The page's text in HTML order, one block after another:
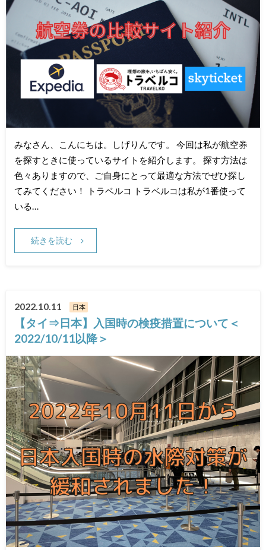
みなさん、こんにちは。しげりんです。 今回は私が航空券
を探すときに使っているサイトを紹介します。 探す方法は
色々ありますので、ご自身にとって最適な方法でぜひ探し
てみてください！ トラベルコ トラベルコは私が1番使って
いる…
続きを読む
2022.10.11 日本
【タイ⇒日本】入国時の検疫措置について＜
2022/10/11以降＞